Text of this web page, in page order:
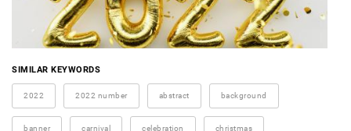
SIMILAR KEYWORDS
2022 2022 number abstract background
banner carnival celebration christmas